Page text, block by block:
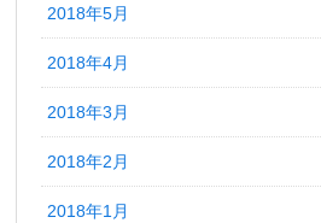
2018年5月
2018年4月
2018年3月
2018年2月
2018年1月